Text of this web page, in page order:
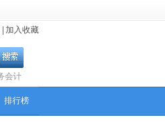
加入收藏
会计
排行榜